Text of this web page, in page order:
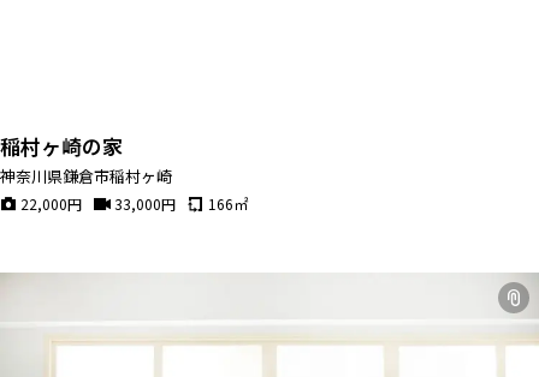
稲村ヶ崎の家
神奈川県鎌倉市稲村ヶ崎
22,000円 33,000円 166㎡